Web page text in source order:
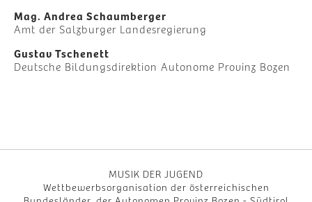
Mag. Andrea Schaumberger
Amt der Salzburger Landesregierung
Gustav Tschenett
Deutsche Bildungsdirektion Autonome Provinz Bozen
MUSIK DER JUGEND
Wettbewerbsorganisation der österreichischen